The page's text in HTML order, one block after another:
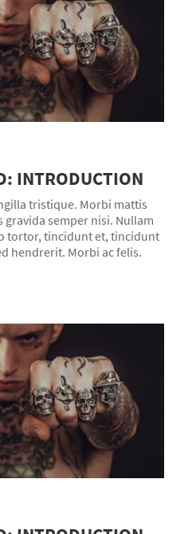
INTRODUCTION
tristique. Morbi mattis
semper nisi. Nullam
tortor, tincidunt et, tincidunt
hendrerit. Morbi ac felis.